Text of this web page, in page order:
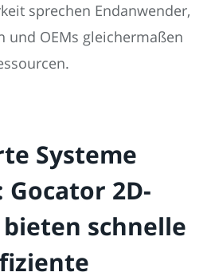
sprechen Endanwender,
und OEMs gleichermaßen
Systeme
2D-
schnelle